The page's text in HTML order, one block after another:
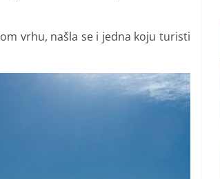
vrhu, našla se i jedna koju turisti